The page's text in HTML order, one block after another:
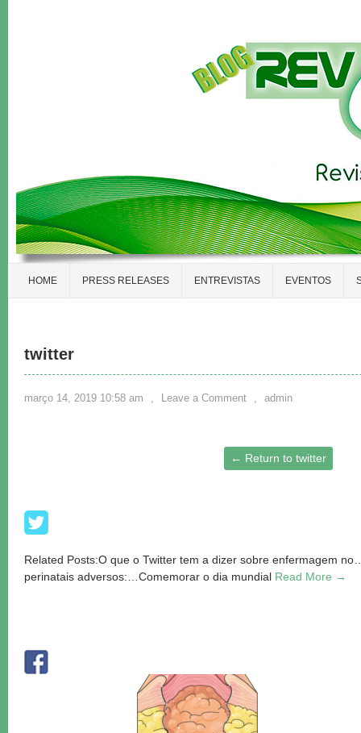
HOME PRESS RELEASES ENTREVISTAS EVENTOS
twitter
março 14, 2019 10:58 am , Leave a Comment , admin
← Return to twitter
Related Posts:O que o Twitter tem a dizer sobre enfermagem
perinatais adversos:…Comemorar o dia mundial Read More →